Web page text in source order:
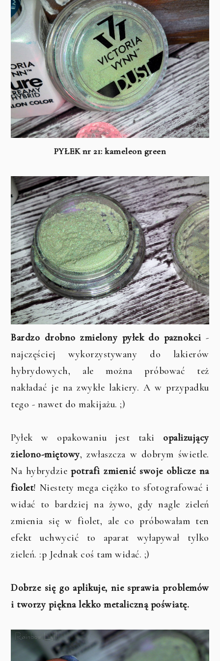
PYŁEK nr 21: kameleon green
Bardzo drobno zmielony pyłek do paznokci -
najczęściej wykorzystywany do lakierów
hybrydowych, ale można próbować też
nakładać je na zwykłe lakiery. A w przypadku
tego - nawet do makijażu. ;)
Pyłek w opakowaniu jest taki opalizujący
zielono-miętowy, zwłaszcza w dobrym świetle.
Na hybrydziepotrafi zmienić swoje oblicze na
fiolet! Niestety mega ciężko to sfotografować i
widać to bardziej na żywo, gdy nagle zieleń
zmienia się w fiolet, ale co próbowałam ten
efekt uchwycić to aparat wyłapywał tylko
zieleń. :p Jednak coś tam widać. ;)
Dobrze się go aplikuje, nie sprawia problemów
i tworzy piękna lekko metaliczną poświatę.